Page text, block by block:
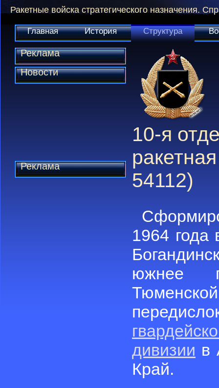
Ракетные войска стратегического назначения.
Главная История Структура
Реклама
Новости
Реклама
10-я
54112)
1964 года
южнее
дивизии в
Край.